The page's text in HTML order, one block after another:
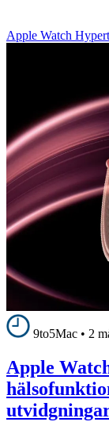
Apple Watch
9to5Mac • 2
Apple